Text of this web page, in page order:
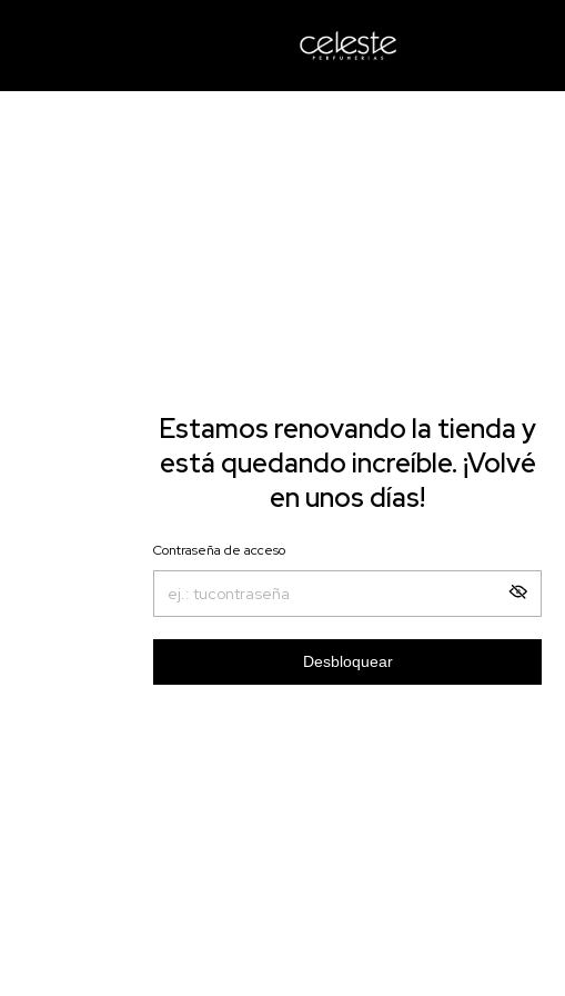
Estamos renovando la tienda y
está quedando increíble. ¡Volvé
en unos días!
Contraseña de acceso
Desbloquear